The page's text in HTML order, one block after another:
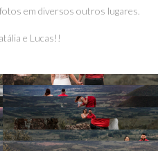
em diversos outros lugares.
e Lucas!!